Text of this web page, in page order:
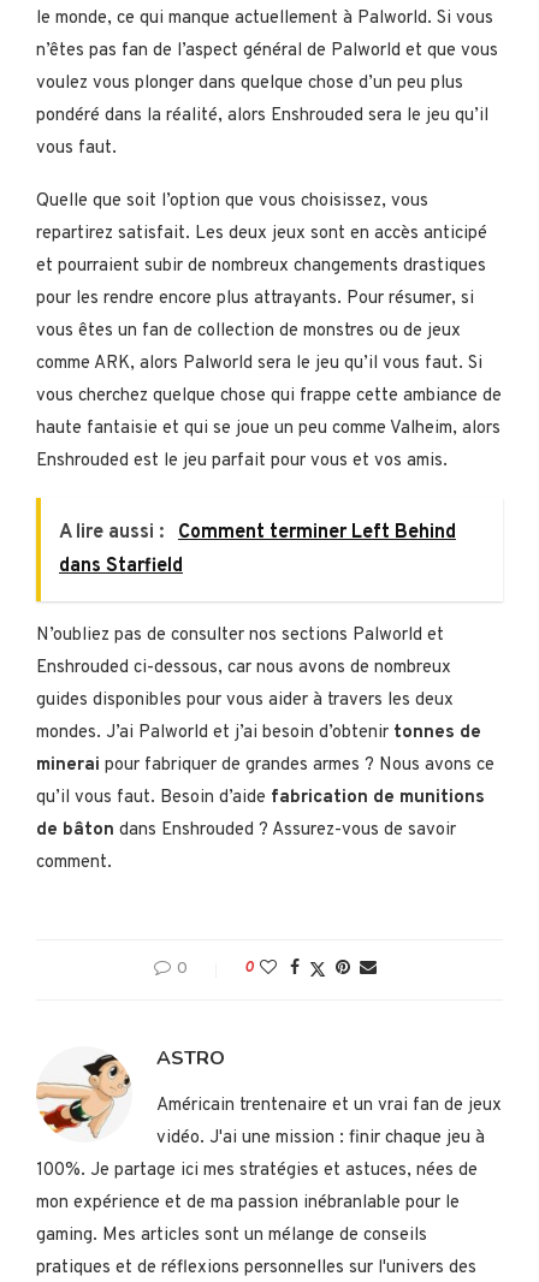
le monde, ce qui manque actuellement à Palworld. Si vous
n’êtes pas fan de l’aspect général de Palworld et que vous
voulez vous plonger dans quelque chose d’un peu plus
pondéré dans la réalité, alors Enshrouded sera le jeu qu’il
vous faut.
Quelle que soit l’option que vous choisissez, vous
repartirez satisfait. Les deux jeux sont en accès anticipé
et pourraient subir de nombreux changements drastiques
pour les rendre encore plus attrayants. Pour résumer, si
vous êtes un fan de collection de monstres ou de jeux
comme ARK, alors Palworld sera le jeu qu’il vous faut. Si
vous cherchez quelque chose qui frappe cette ambiance de
haute fantaisie et qui se joue un peu comme Valheim, alors
Enshrouded est le jeu parfait pour vous et vos amis.
A lire aussi : Comment terminer Left Behind
dans Starfield
N’oubliez pas de consulter nos sections Palworld et
Enshrouded ci-dessous, car nous avons de nombreux
guides disponibles pour vous aider à travers les deux
mondes. J’ai Palworld et j’ai besoin d’obtenir tonnes de
minerai pour fabriquer de grandes armes ? Nous avons ce
qu’il vous faut. Besoin d’aide fabrication de munitions
de bâton dans Enshrouded ? Assurez-vous de savoir
comment.
0 0
ASTRO
Américain trentenaire et un vrai fan de jeux
vidéo. J'ai une mission : finir chaque jeu à
100%. Je partage ici mes stratégies et astuces, nées de
mon expérience et de ma passion inébranlable pour le
gaming. Mes articles sont un mélange de conseils
pratiques et de réflexions personnelles sur l'univers des